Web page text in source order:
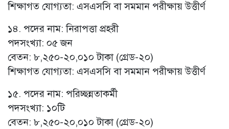
শিক্ষাগত যোগ্যতা: এসএসসি বা সমমান পরীক্ষায় উত্তীর্ণ
১৪. পদের নাম: নিরাপত্তা প্রহরী
পদসংখ্যা: ০৫ জন
বেতন: ৮,২৫০-২০,০১০ টাকা (গ্রেড-২০)
শিক্ষাগত যোগ্যতা: এসএসসি বা সমমান পরীক্ষায় উত্তীর্ণ
১৫. পদের নাম: পরিচ্ছন্নতাকর্মী
পদসংখ্যা: ১০টি
বেতন: ৮,২৫০-২০,০১০ টাকা (গ্রেড-২০)